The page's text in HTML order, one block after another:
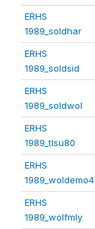
ERHS
1989_soldhar
ERHS
1989_soldsid
ERHS
1989_soldwol
ERHS
1989_tlsu80
ERHS
1989_woldemo4
ERHS
1989_wolfmly